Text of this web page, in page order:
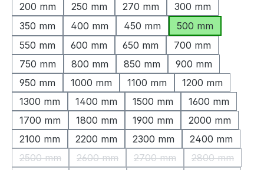
200 mm
250 mm 270 mm
300 mm
350 mm
400 mm 450 mm
500 mm
550 mm
600 mm 650 mm
700 mm
750 mm
800 mm 850 mm
900 mm
950 mm
1000 mm 1100 mm
1200 mm
1300 mm
1400 mm 1500 mm
1600 mm
1700 mm
1800 mm 1900 mm
2000 mm
2100 mm
2200 mm 2300 mm
2400 mm
2500 mm
(Diese Option ist zurzeit nicht verfügbar.)
2600 mm
(Diese Option ist zurzeit nicht verfügbar.)
2700 mm
(Diese Option ist zurzeit
2800 mm
(Diese